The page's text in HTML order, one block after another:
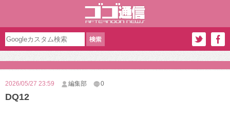
2026/05/27 23:59 編集部 0
DQ12